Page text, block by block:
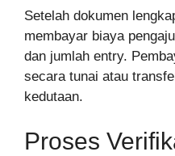
Setelah dokumen
membayar biaya
dan jumlah entry.
secara tunai atau
kedutaan.
Proses